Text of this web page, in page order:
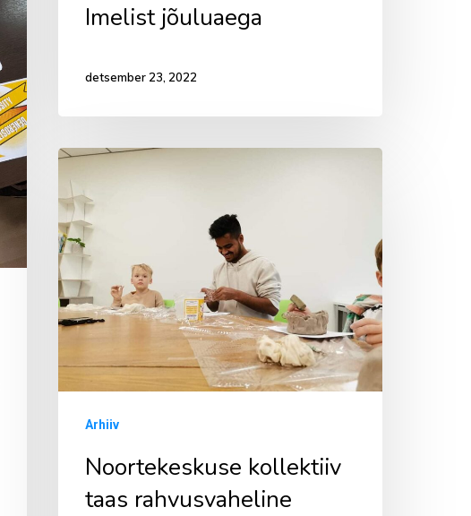
Imelist jõuluaega
detsember 23, 2022
Noortekeskuse
kollektiiv
taas
rahvusvaheline
Arhiiv
Noortekeskuse kollektiiv
taas rahvusvaheline